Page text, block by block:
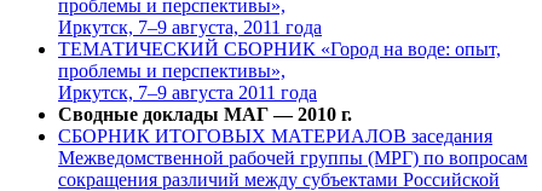
проблемы и перспективы»,
Иркутск, 7–9 августа, 2011 года
ТЕМАТИЧЕСКИЙ СБОРНИК «Город на воде: опыт,
проблемы и перспективы»,
Иркутск, 7–9 августа 2011 года
Сводные доклады МАГ — 2010 г.
СБОРНИК ИТОГОВЫХ МАТЕРИАЛОВ заседания
Межведомственной рабочей группы (МРГ) по вопросам
сокращения различий между субъектами Российской